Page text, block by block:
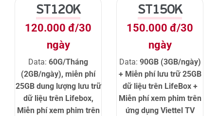
ST120K
120.000 đ/30
ngày
Data: 60G/Tháng
(2GB/ngày), miễn phí
25GB dung lượng lưu trữ
dữ liệu trên Lifebox,
Miễn phí xem phim trên
ST150K
150.000 đ/30
ngày
Data: 90GB (3GB/ngày)
+ Miễn phí lưu trữ 25GB
dữ liệu trên LifeBox +
Miễn phí xem phim trên
ứng dụng Viettel TV